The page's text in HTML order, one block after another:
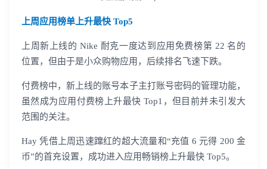
上周应用榜单上升最快 Top5
上周新上线的 Nike 耐克一度达到应用免费榜第 22 名的
位置，但由于是小众购物应用，后续排名飞速下跌。
付费榜中，新上线的账号本子主打账号密码的管理功能，
虽然成为应用付费榜上升最快 Top1，但目前并未引发大
范围的关注。
Hay 凭借上周迅速蹿红的超大流量和“充值 6 元得 200 金
币”的首充设置，成功进入应用畅销榜上升最快 Top5。
我已阅读并同意
提交
不了，谢谢
登录即时通讯云